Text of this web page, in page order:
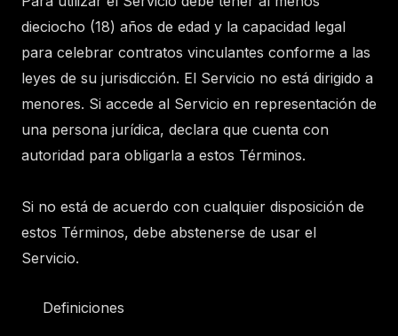
dieciocho (18) años de edad y la capacidad legal
para celebrar contratos vinculantes conforme a las
leyes de su jurisdicción. El Servicio no está dirigido a
menores. Si accede al Servicio en representación de
una persona jurídica, declara que cuenta con
autoridad para obligarla a estos Términos.
Si no está de acuerdo con cualquier disposición de
estos Términos, debe abstenerse de usar el
Servicio.
Definiciones